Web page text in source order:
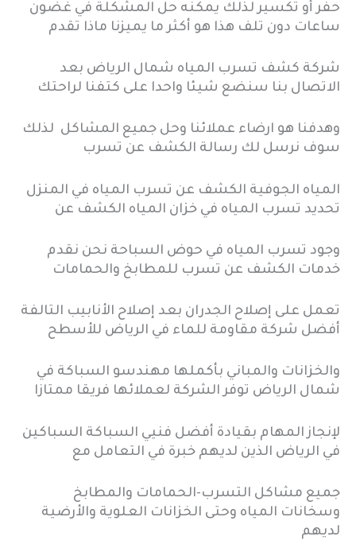
حفر أو تكسير لذلك يمكنه حل المشكلة في غضون
ساعات دون تلف هذا هو أكثر ما يميزنا ماذا تقدم
شركة كشف تسرب المياه شمال الرياض بعد
الاتصال بنا سنضع شيئا واحدا على كتفنا لراحتك
وهدفنا هو ارضاء عملائنا وحل جميع المشاكل لذلك
سوف نرسل لك رسالة الكشف عن تسرب
المياه الجوفية الكشف عن تسرب المياه في المنزل
تحديد تسرب المياه في خزان المياه الكشف عن
وجود تسرب المياه في حوض السباحة نحن نقدم
خدمات الكشف عن تسرب للمطابخ والحمامات
تعمل على إصلاح الجدران بعد إصلاح الأنابيب التالفة
أفضل شركة مقاومة للماء في الرياض للأسطح
والخزانات والمباني بأكملها مهندسو السباكة في
شمال الرياض توفر الشركة لعملائها فريقا ممتازا
لإنجاز المهام بقيادة أفضل فنيي السباكة السباكين
في الرياض الذين لديهم خبرة في التعامل مع
جميع مشاكل التسرب-الحمامات والمطابخ
وسخانات المياه وحتى الخزانات العلوية والأرضية
لديهم